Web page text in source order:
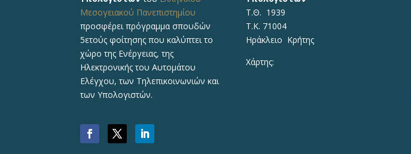
Μεσογειακού Πανεπιστημίου
προσφέρει πρόγραμμα σπουδών
5ετούς φοίτησης που καλύπτει το
χώρο της Ενέργειας, της
Ηλεκτρονικής του Αυτομάτου
Ελέγχου, των Τηλεπικοινωνιών και
των Υπολογιστών.
Τ.Θ. 1939
Τ.Κ. 71004
Ηράκλειο Κρήτης
Χάρτης: